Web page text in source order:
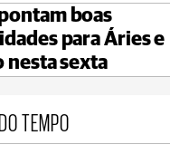
boas
para Áries e
nesta sexta
TEMPO